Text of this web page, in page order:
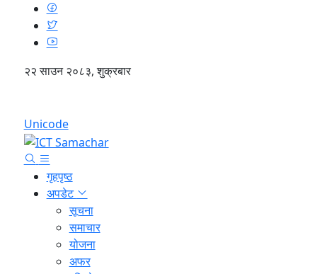
२२ साउन २०८३, शुक्रबार
Unicode
गृहपृष्ठ
अपडेट
सूचना
समाचार
योजना
अफर